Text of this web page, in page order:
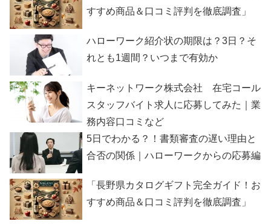
すすめ商品＆口コミ評判を徹底調査」
ハローワーク紹介状の期限は？3日？そ
れとも1週間？いつまで有効か
キーネットワーク株式会社 在宅コール
スタッフバイト求人に応募してみた｜業
務内容口コミなど
5日でわかる？！書類審査の遅い理由と
合否の関係｜ハローワークからの応募編
「長野県カタログギフト完全ガイド！お
すすめ商品＆口コミ評判を徹底調査」